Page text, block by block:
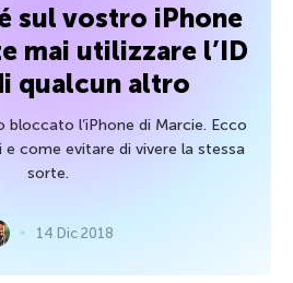
sul vostro iPhone
mai utilizzare l’ID
qualcun altro
bloccato l’iPhone di Marcie. Ecco
come evitare di vivere la stessa
sorte.
14 Dic 2018